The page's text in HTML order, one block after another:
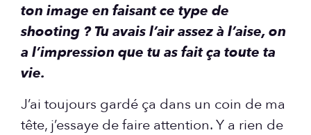
ton image en faisant ce type de
shooting ? Tu avais l’air assez à l’aise, on
a l’impression que tu as fait ça toute ta
vie.
J’ai toujours gardé ça dans un coin de ma
tête, j’essaye de faire attention. Y a rien de